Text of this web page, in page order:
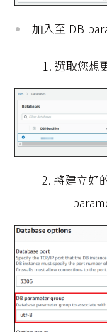
加入至 DB
1. 選取您想
2. 將建立好